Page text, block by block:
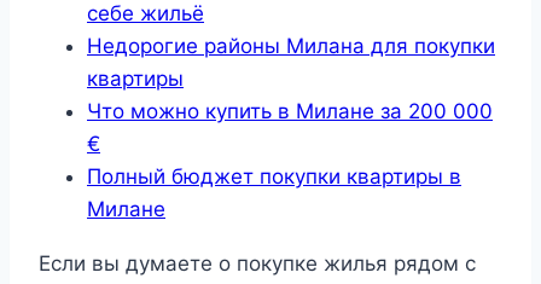
себе жильё
Недорогие районы Милана для покупки
квартиры
Что можно купить в Милане за 200 000
€
Полный бюджет покупки квартиры в
Милане
Если вы думаете о покупке жилья рядом с